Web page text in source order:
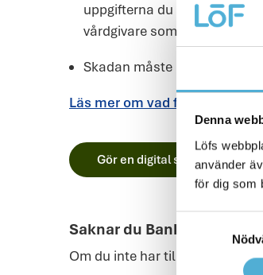
Denna
Löfs
använder
för dig som
uppgifterna du fyllt i. Var
vårdgivare som är aktuella
Skadan måste ha varit
Läs mer om vad försäkringen
Gör en digital skadeanmälan
Saknar du BankID för att
Om du inte har tillgång till